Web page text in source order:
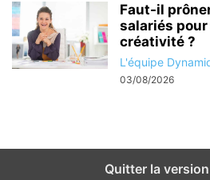
Faut-il
salariés
créativité ?
L'équipe
03/08/2026
Quitter la